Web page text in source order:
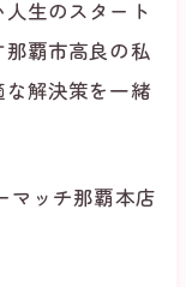
生のスタート
覇市高良の私
解決策を一緒
マッチ那覇本店